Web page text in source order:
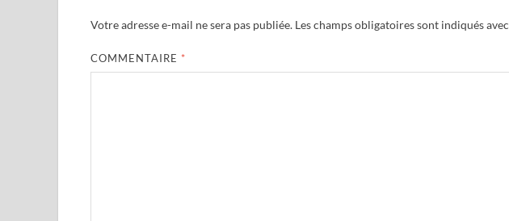
Votre adresse e-mail ne sera pas publiée. Les champs obligatoires sont indiqués avec
COMMENTAIRE *